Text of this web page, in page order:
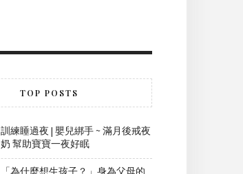
TOP POSTS
訓練睡過夜 | 嬰兒綁手 ~ 滿月後戒夜
奶 幫助寶寶一夜好眠
「為什麼想生孩子？」身為父母的